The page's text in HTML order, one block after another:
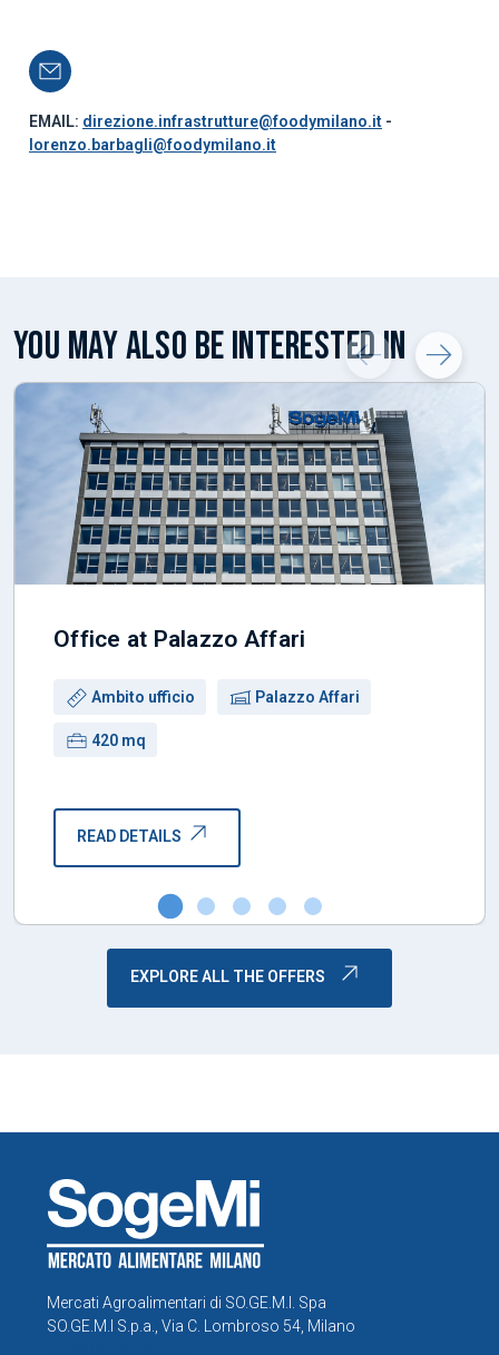
EMAIL: direzione.infrastrutture@foodymilano.it -
lorenzo.barbagli@foodymilano.it
YOU MAY ALSO BE INTERESTED IN
Office at Palazzo Affari
Use:
Ambito ufficio Building:
Palazzo Affari
Surface:
420 mq
READ DETAILS
EXPLORE ALL THE OFFERS
Mercati Agroalimentari di SO.GE.M.I. Spa
SO.GE.M.I S.p.a., Via C. Lombroso 54, Milano